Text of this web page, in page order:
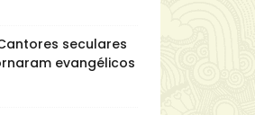
seculares
evangélicos